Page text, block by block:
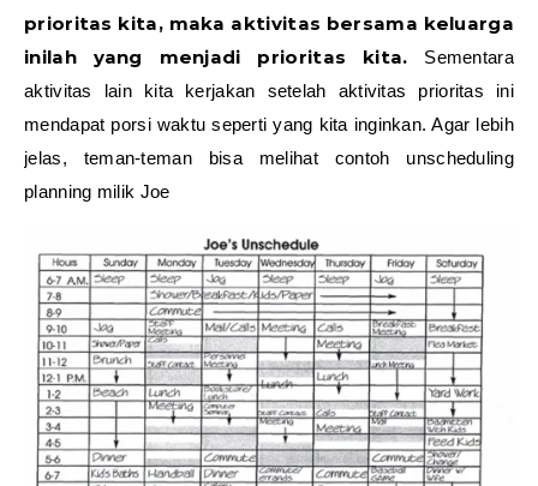
prioritas kita, maka aktivitas bersama keluarga
inilah yang menjadi prioritas kita. Sementara
aktivitas lain kita kerjakan setelah aktivitas prioritas ini
mendapat porsi waktu seperti yang kita inginkan. Agar lebih
jelas, teman-teman bisa melihat contoh unscheduling
planning milik Joe